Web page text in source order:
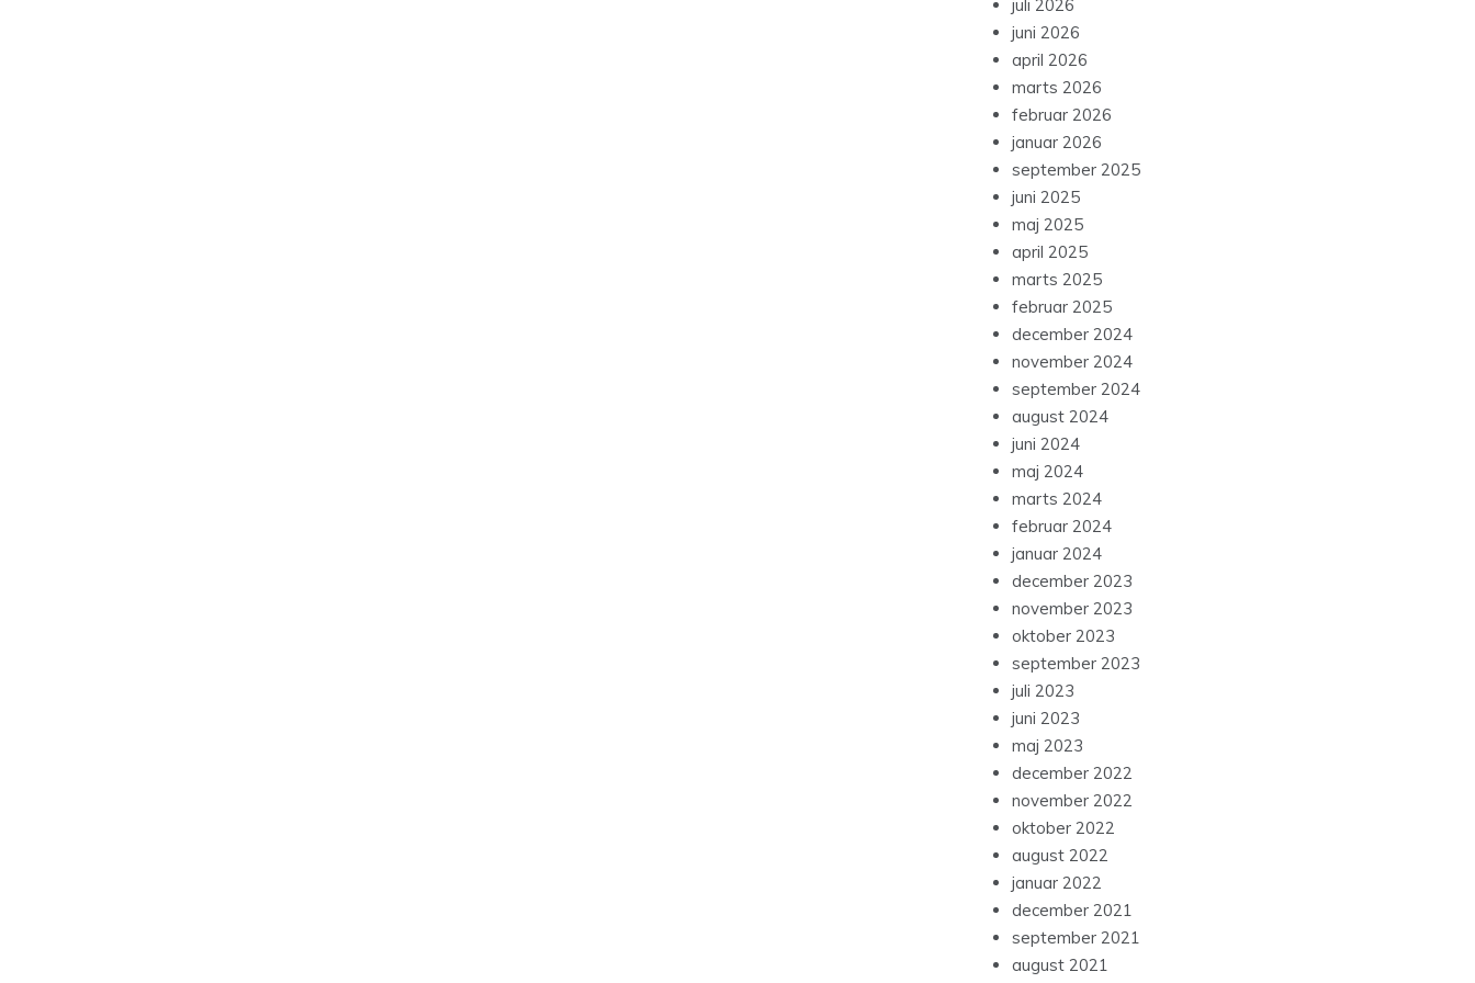
juli 2026
juni 2026
april 2026
marts 2026
februar 2026
januar 2026
september 2025
juni 2025
maj 2025
april 2025
marts 2025
februar 2025
december 2024
november 2024
september 2024
august 2024
juni 2024
maj 2024
marts 2024
februar 2024
januar 2024
december 2023
november 2023
oktober 2023
september 2023
juli 2023
juni 2023
maj 2023
december 2022
november 2022
oktober 2022
august 2022
januar 2022
december 2021
september 2021
august 2021